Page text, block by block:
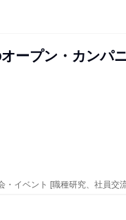
ープン・カンパ
イベント [職種研究、社員交